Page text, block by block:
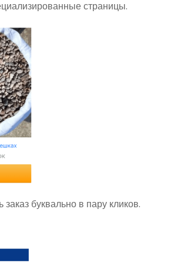
страницы.
буквально в пару кликов.